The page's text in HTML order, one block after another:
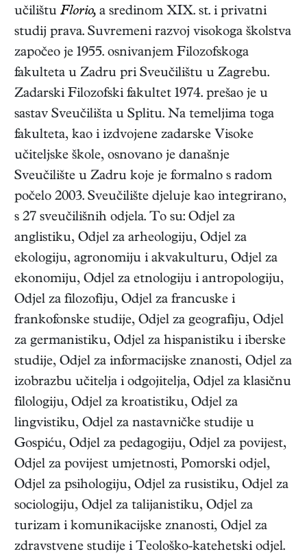
učilištu Florio, a sredinom XIX. st. i privatni
studij prava. Suvremeni razvoj visokoga školstva
započeo je 1955. osnivanjem Filozofskoga
fakulteta u Zadru pri Sveučilištu u Zagrebu.
Zadarski Filozofski fakultet 1974. prešao je u
sastav Sveučilišta u Splitu. Na temeljima toga
fakulteta, kao i izdvojene zadarske Visoke
učiteljske škole, osnovano je današnje
Sveučilište u Zadru koje je formalno s radom
počelo 2003. Sveučilište djeluje kao integrirano,
s 27 sveučilišnih odjela. To su: Odjel za
anglistiku, Odjel za arheologiju, Odjel za
ekologiju, agronomiju i akvakulturu, Odjel za
ekonomiju, Odjel za etnologiju i antropologiju,
Odjel za filozofiju, Odjel za francuske i
frankofonske studije, Odjel za geografiju, Odjel
za germanistiku, Odjel za hispanistiku i iberske
studije, Odjel za informacijske znanosti, Odjel za
izobrazbu učitelja i odgojitelja, Odjel za klasičnu
filologiju, Odjel za kroatistiku, Odjel za
lingvistiku, Odjel za nastavničke studije u
Gospiću, Odjel za pedagogiju, Odjel za povijest,
Odjel za povijest umjetnosti, Pomorski odjel,
Odjel za psihologiju, Odjel za rusistiku, Odjel za
sociologiju, Odjel za talijanistiku, Odjel za
turizam i komunikacijske znanosti, Odjel za
zdravstvene studije i Teološko-katehetski odjel.